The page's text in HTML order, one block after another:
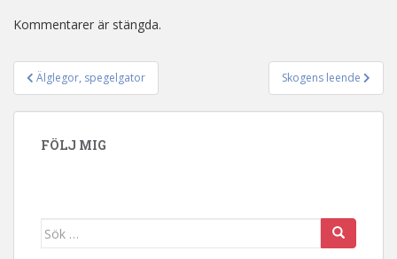
Kommentarer är stängda.
Inläggsnavigering
Älglegor, spegelgator Skogens leende
FÖLJ MIG
Sök efter: